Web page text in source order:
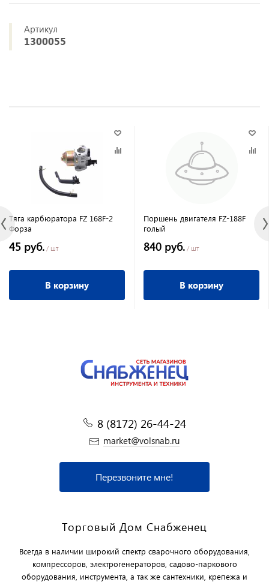
Артикул
1300055
Тяга карбюратора FZ 168F-2
Форза
45 руб. / шт
В корзину
Поршень двигателя FZ-188F
голый
840 руб. / шт
В корзину
8 (8172) 26-44-24
market@volsnab.ru
Перезвоните мне!
Торговый Дом Снабженец
Всегда в наличии широкий спектр сварочного оборудования,
компрессоров, электрогенераторов, садово-паркового
оборудования, инструмента, а так же сантехники, крепежа и